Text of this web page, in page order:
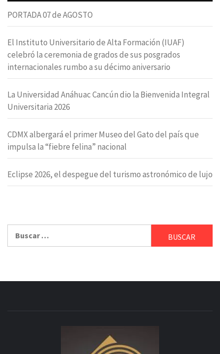
PORTADA 07 de AGOSTO
El Instituto Universitario de Alta Formación (IUAF)
celebró la ceremonia de grados de sus posgrados
internacionales rumbo a su décimo aniversario
La Universidad Anáhuac Cancún dio la Bienvenida Integral
Universitaria 2026
CDMX albergará el primer Museo del Gato del país que
impulsa la “fiebre felina” nacional
Eclipse 2026, el despegue del turismo astronómico de lujo